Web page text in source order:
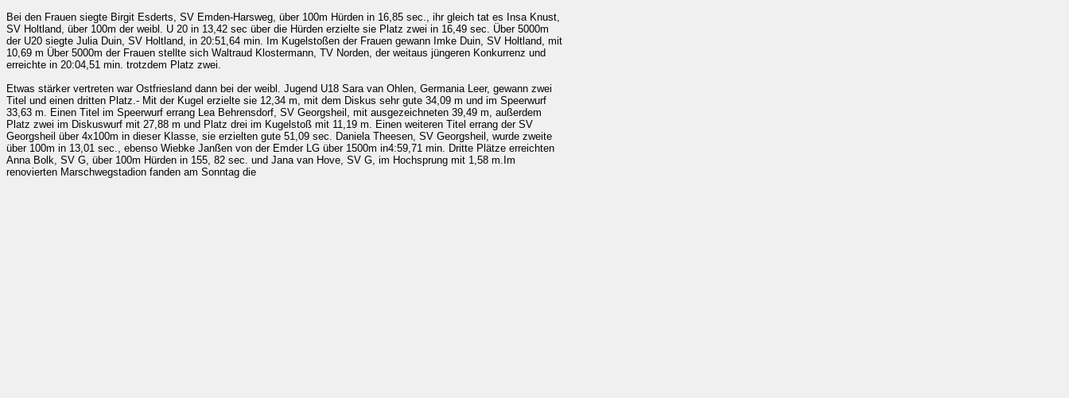
Bei den Frauen siegte Birgit Esderts, SV Emden-Harsweg, über 100m Hürden in 16,85 sec., ihr gleich tat es Insa Knust,
SV Holtland, über 100m der weibl. U 20 in 13,42 sec über die Hürden erzielte sie Platz zwei in 16,49 sec. Über 5000m
der U20 siegte Julia Duin, SV Holtland, in 20:51,64 min. Im Kugelstoßen der Frauen gewann Imke Duin, SV Holtland, mit
10,69 m Über 5000m der Frauen stellte sich Waltraud Klostermann, TV Norden, der weitaus jüngeren Konkurrenz und
erreichte in 20:04,51 min. trotzdem Platz zwei.
Etwas stärker vertreten war Ostfriesland dann bei der weibl. Jugend U18 Sara van Ohlen, Germania Leer, gewann zwei
Titel und einen dritten Platz.- Mit der Kugel erzielte sie 12,34 m, mit dem Diskus sehr gute 34,09 m und im Speerwurf
33,63 m. Einen Titel im Speerwurf errang Lea Behrensdorf, SV Georgsheil, mit ausgezeichneten 39,49 m, außerdem
Platz zwei im Diskuswurf mit 27,88 m und Platz drei im Kugelstoß mit 11,19 m. Einen weiteren Titel errang der SV
Georgsheil über 4x100m in dieser Klasse, sie erzielten gute 51,09 sec. Daniela Theesen, SV Georgsheil, wurde zweite
über 100m in 13,01 sec., ebenso Wiebke Janßen von der Emder LG über 1500m in4:59,71 min. Dritte Plätze erreichten
Anna Bolk, SV G, über 100m Hürden in 155, 82 sec. und Jana van Hove, SV G, im Hochsprung mit 1,58 m.Im
renovierten Marschwegstadion fanden am Sonntag die